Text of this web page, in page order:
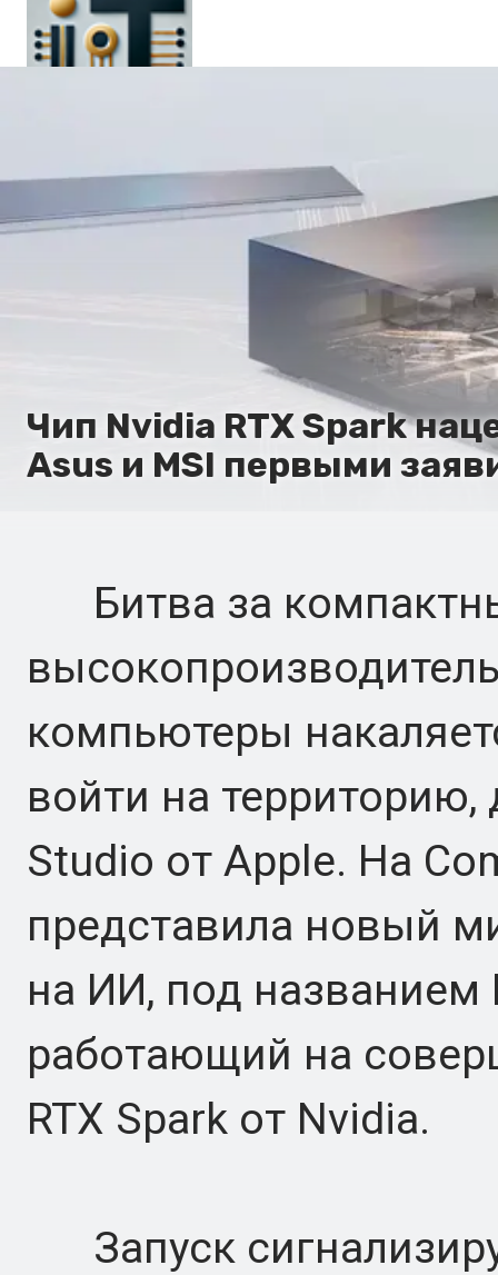
Чип Nvidia RTX Spark
Asus и MSI первыми
Битва за
компьютеры
войти на
Studio от Apple. На
представила новый
на ИИ, под названием
работающий на
RTX Spark от Nvidia.
Запуск